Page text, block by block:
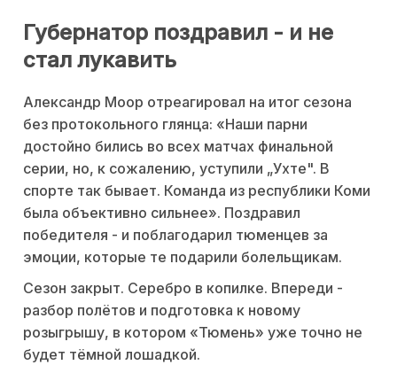
Губернатор поздравил - и не
стал лукавить
Александр Моор отреагировал на итог сезона
без протокольного глянца: «Наши парни
достойно бились во всех матчах финальной
серии, но, к сожалению, уступили „Ухте". В
спорте так бывает. Команда из республики Коми
была объективно сильнее». Поздравил
победителя - и поблагодарил тюменцев за
эмоции, которые те подарили болельщикам.
Сезон закрыт. Серебро в копилке. Впереди -
разбор полётов и подготовка к новому
розыгрышу, в котором «Тюмень» уже точно не
будет тёмной лошадкой.